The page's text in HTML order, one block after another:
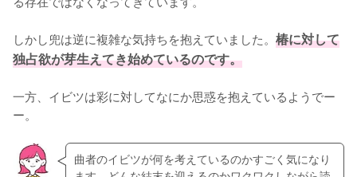
しかし兜は逆に複雑な気持ちを抱えていました。 椿に対して
独占欲が芽生えてき始めているのです。
一方、イビツは彩に対してなにか思惑を抱えているようでー
ー。
曲者のイビツが何を考えているのかすごく気になり